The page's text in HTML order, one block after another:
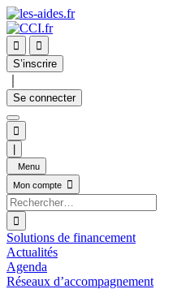


S’inscrire
Se connecter

Menu
Mon compte


Solutions de financement
Actualités
Agenda
Réseaux d’accompagnement